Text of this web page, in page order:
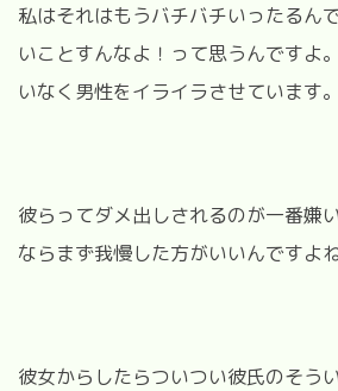
私はそれはもうバチバチいったるん
いことすんなよ！って思うんですよ
いなく男性をイライラさせています。
彼らってダメ出しされるのが一番嫌
ならまず我慢した方がいいんですよね
彼女からしたらついつい彼氏のそう